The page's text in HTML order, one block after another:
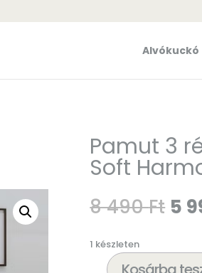
Alvókuckó
Pamut 3
Soft
8 490Ft
8
5
1 készleten